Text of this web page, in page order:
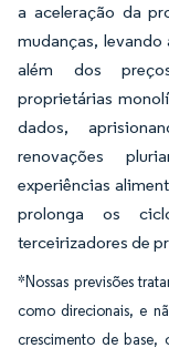
a aceleração da
mudanças,
além dos
proprietárias
dados,
renovações
experiências
prolonga os
terceirizadores de
*Nossas previsões
como direcionais, e
crescimento de base,